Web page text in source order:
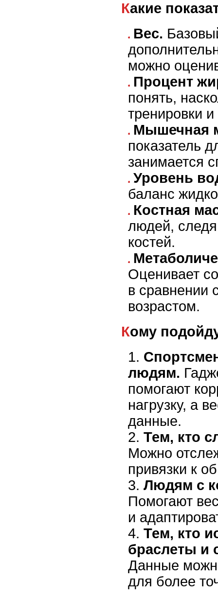
Какие
Вес.
можно
Процент
понять,
тренировки
Мышечная
показатель
занимается
Уровень
баланс
Костная
людей,
костей.
Оценивает
в сравнении
возрастом.
Кому
людям.
помогают
нагрузку, а
данные.
Тем, кто
Можно
привязки к
Людям с
Помогают
и
Тем, кто
браслеты и
Данные
для более